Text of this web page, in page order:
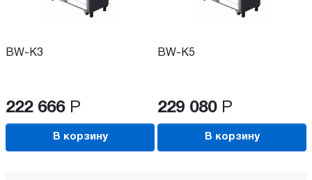
BW-K3
222 666 Р
В корзину
BW-K5
229 080 Р
В корзину